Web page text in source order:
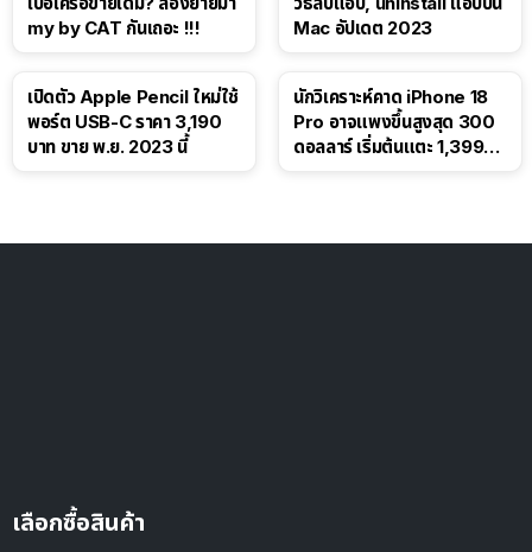
my by CAT กันเถอะ !!!
Mac อัปเดต 2023
เปิดตัว Apple Pencil ใหม่ใช้
พอร์ต USB-C ราคา 3,190
บาท ขาย พ.ย. 2023 นี้
นักวิเคราะห์คาด iPhone 18
Pro อาจแพงขึ้นสูงสุด 300
ดอลลาร์ เริ่มต้นแตะ 1,399
เลือกซื้อสินค้า